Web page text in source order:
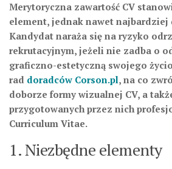
Merytoryczna zawartość CV
element, jednak nawet najbardziej
Kandydat naraża się na ryzyko
rekrutacyjnym, jeżeli nie zadba o
graficzno-estetyczną swojego
rad doradców Corson.pl, na co
doborze formy wizualnej CV, a
przygotowanych przez nich
Curriculum Vitae.
1. Niezbędne elementy